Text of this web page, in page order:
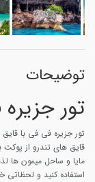
توضیحات
تور
تور جزیره فی فی با
قایق های تندرو از پوکت
مایا و ساحل میمون ها
استفاده کنید و لحظاتی